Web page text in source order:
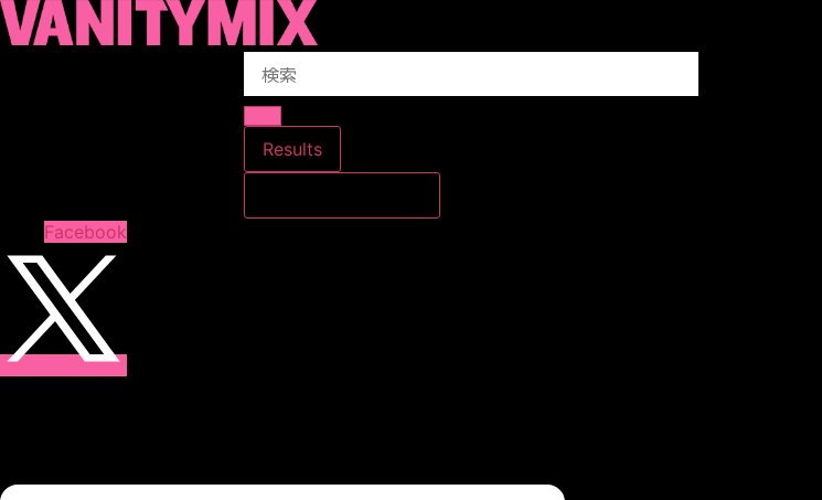
コ
ン
プ
Search
Results
Facebook